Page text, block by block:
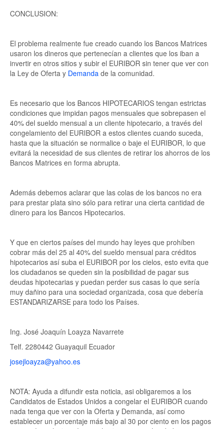
CONCLUSION:
El problema realmente fue creado cuando los Bancos Matrices
usaron los dineros que pertenecían a clientes que los iban a
invertir en otros sitios y subir el EURIBOR sin tener que ver con
la Ley de Oferta y Demanda de la comunidad.
Es necesario que los Bancos HIPOTECARIOS tengan estrictas
condiciones que impidan pagos mensuales que sobrepasen el
40% del sueldo mensual a un cliente hipotecario, a través del
congelamiento del EURIBOR a estos clientes cuando suceda,
hasta que la situación se normalice o baje el EURIBOR, lo que
evitará la necesidad de sus clientes de retirar los ahorros de los
Bancos Matrices en forma abrupta.
Además debemos aclarar que las colas de los bancos no era
para prestar plata sino sólo para retirar una cierta cantidad de
dinero para los Bancos Hipotecarios.
Y que en ciertos países del mundo hay leyes que prohíben
cobrar más del 25 al 40% del sueldo mensual para créditos
hipotecarios así suba el EURIBOR por los cielos, esto evita que
los ciudadanos se queden sin la posibilidad de pagar sus
deudas hipotecarias y puedan perder sus casas lo que sería
muy dañino para una sociedad organizada, cosa que debería
ESTANDARIZARSE para todo los Países.
Ing. José Joaquín Loayza Navarrete
Telf. 2280442 Guayaquil Ecuador
josejloayza@yahoo.es
NOTA: Ayuda a difundir esta noticia, asi obligaremos a los
Candidatos de Estados Unidos a congelar el EURIBOR cuando
nada tenga que ver con la Oferta y Demanda, así como
establecer un porcentaje más bajo al 30 por ciento en los pagos